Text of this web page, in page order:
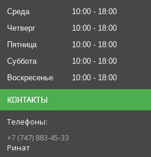
Среда
10:00
18:00
Четверг
10:00
18:00
Пятница
10:00
18:00
Суббота
10:00
18:00
Воскресенье
10:00 18:00
КОНТАКТЫ
+7 (747) 883-45-33
Ринат